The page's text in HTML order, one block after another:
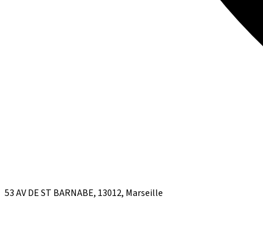
53 AV DE ST BARNABE, 13012, Marseille